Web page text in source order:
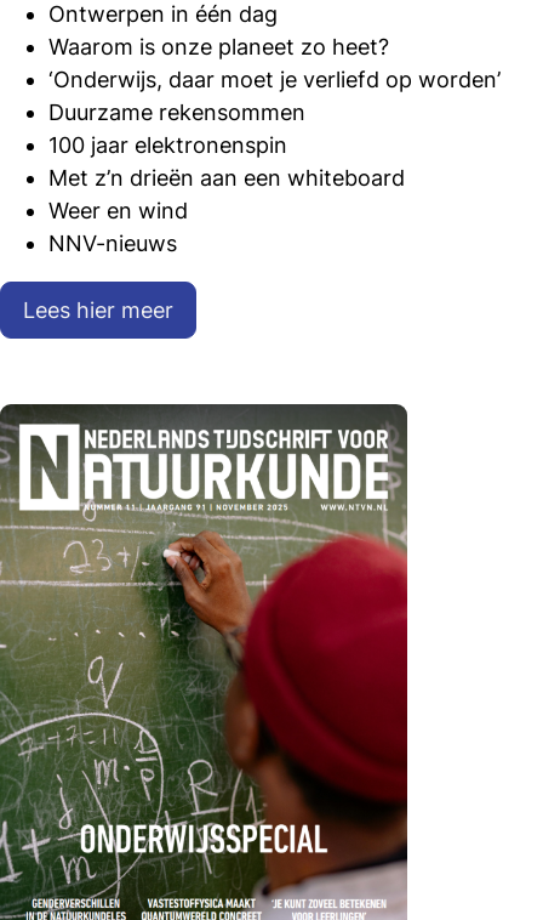
Ontwerpen in één dag
Waarom is onze planeet zo heet?
‘Onderwijs, daar moet je verliefd op worden’
Duurzame rekensommen
100 jaar elektronenspin
Met z’n drieën aan een whiteboard
Weer en wind
NNV-nieuws
Lees hier meer